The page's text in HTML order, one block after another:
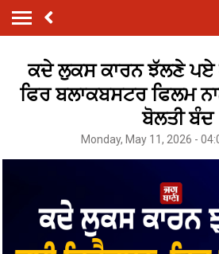
ਕਦੇ ਲੁਕਸ ਕਾਰਨ ਝੱਲਣੇ
ਫਿਰ ਬਲਾਕਬਸਟਰ ਫਿਲਮ
ਬੋਲਤੀ ਬੰਦ
Monday, May 11, 2026 -